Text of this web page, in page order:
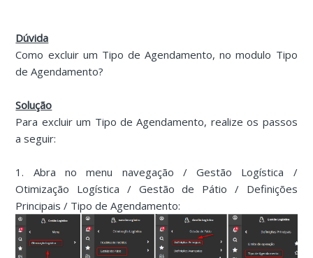
Dúvida
Como excluir um Tipo de Agendamento, no modulo Tipo
de Agendamento?
Solução
Para excluir um Tipo de Agendamento, realize os passos
a seguir:
1. Abra no menu navegação / Gestão Logística /
Otimização Logística / Gestão de Pátio / Definições
Principais / Tipo de Agendamento: